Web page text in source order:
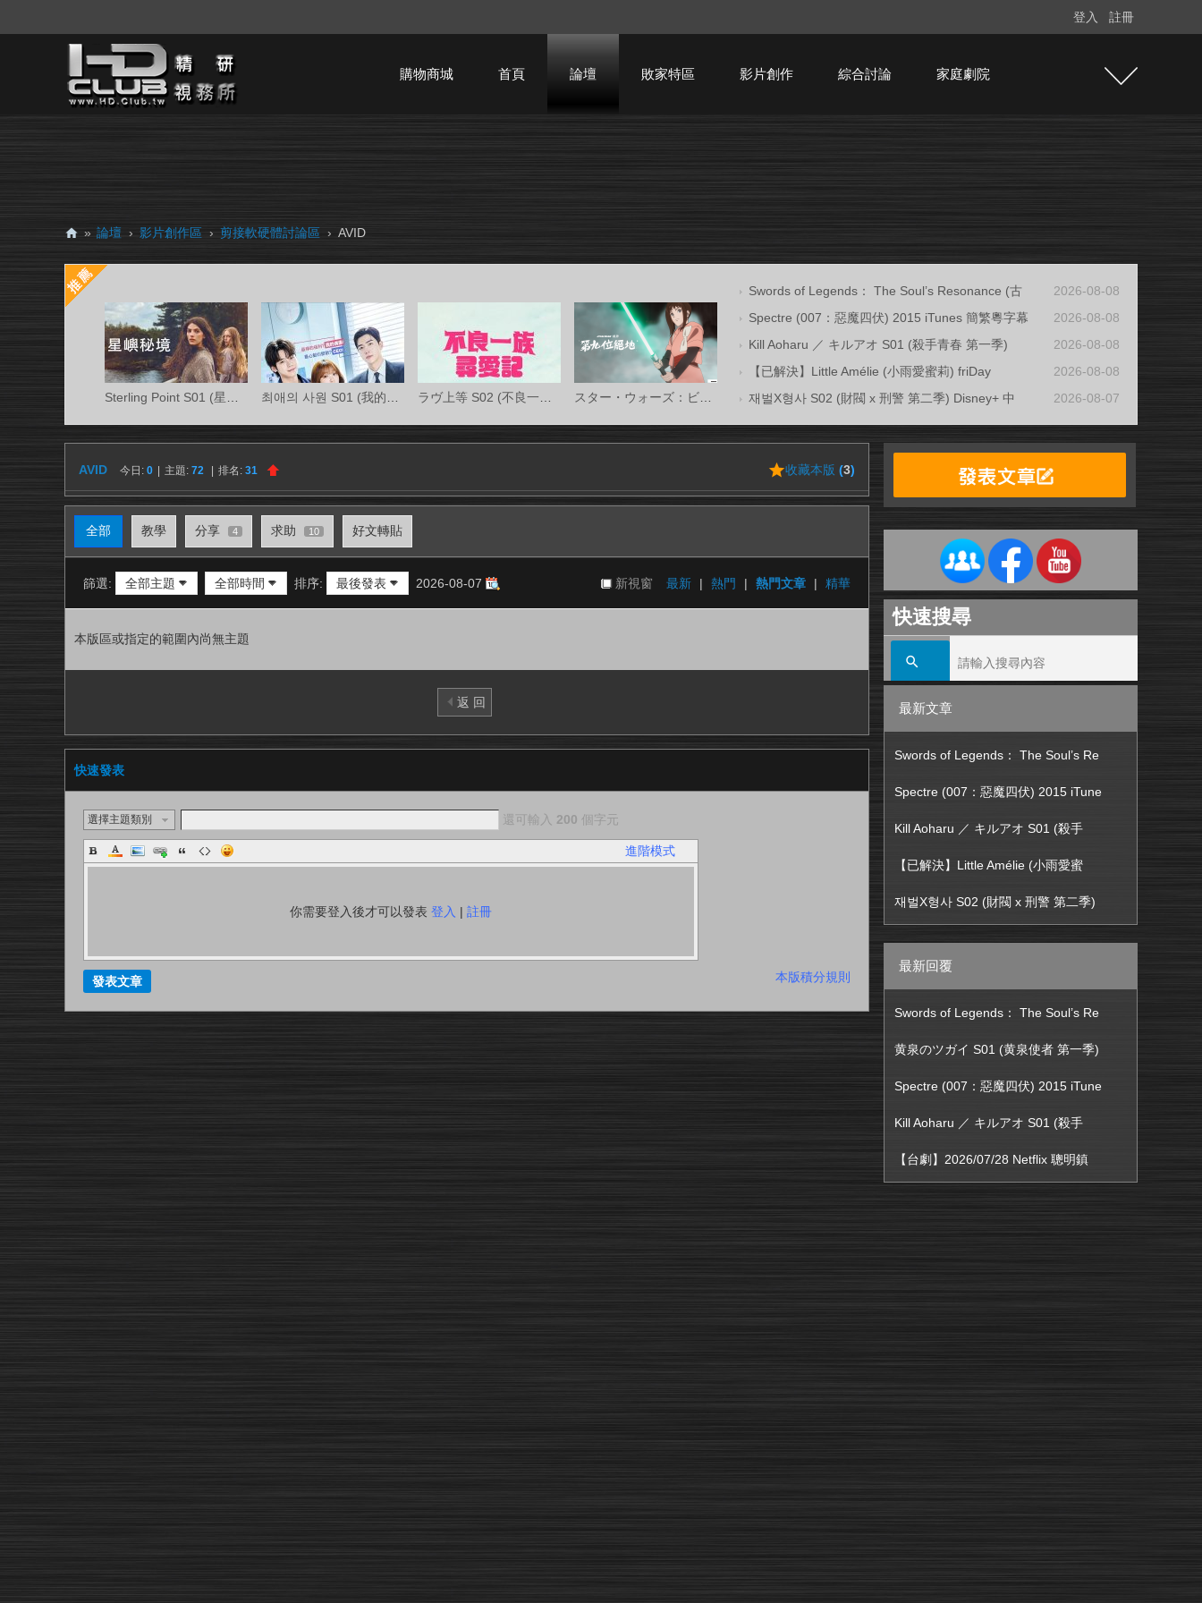
登入 註冊
購物商城 首頁 論壇 敗家特區 影片創作 綜合討論 家庭劇院
D.
Cl
務
» 論壇 › 影片創作區 › 剪接軟硬體討論區 › AVID
Swords of Legends： The Soul’s Resonance (古
2026-08-08
Spectre (007：惡魔四伏) 2015 iTunes 簡繁粵字幕
2026-08-08
Kill Aoharu ／ キルアオ S01 (殺手青春 第一季)
2026-08-08
【已解決】Little Amélie (小雨愛蜜莉) friDay
2026-08-08
재벌X형사 S02 (財閥 x 刑警 第二季) Disney+ 中
2026-08-07
收藏本版 (3)
AVID 今日: 0 主題: 72 排名: 31
全部 教學 分享 4 求助 10 好文轉貼
最新 | 熱門 | 熱門文章 | 精華
新視窗
篩選: 全部主題 全部時間 排序: 最後發表 2026-08-07
本版區或指定的範圍內尚無主題
返 回
快速發表
選擇主題類別 還可輸入 200 個字元
進階模式
你需要登入後才可以發表 登入 | 註冊
本版積分規則
發表文章
快速搜尋
最新文章
Swords of Legends： The Soul’s Re
Spectre (007：惡魔四伏) 2015 iTune
Kill Aoharu ／ キルアオ S01 (殺手
【已解決】Little Amélie (小雨愛蜜
재벌X형사 S02 (財閥 x 刑警 第二季)
最新回覆
Swords of Legends： The Soul’s Re
黄泉のツガイ S01 (黄泉使者 第一季)
Spectre (007：惡魔四伏) 2015 iTune
Kill Aoharu ／ キルアオ S01 (殺手
【台劇】2026/07/28 Netflix 聰明鎮